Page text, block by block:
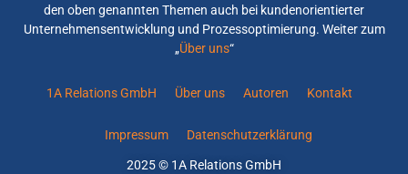
den oben genannten Themen auch bei kundenorientierter
Unternehmensentwicklung und Prozessoptimierung. Weiter zum
„Über uns“
1A Relations GmbH Über uns Autoren Kontakt
Impressum Datenschutzerklärung
2025 © 1A Relations GmbH